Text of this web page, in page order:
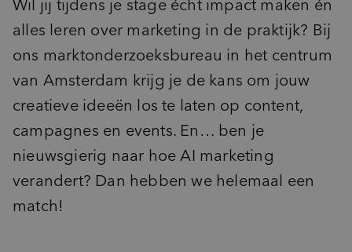
inventory_2 Product-ontwikkeling
pie_chart Marktpotentie
sign_languageUsage & Attitude
Doelgroepinzichten
groups_2(Potentiële) doelgroepen
psychology_altBehoeften
record_voice_overOpinieonderzoek
insights Data & Insights kickstart
unknown_documentFocussessie
step_overWhat’s Next workshop
cast_for_education Masterclass
Wil jij tijdens je stage écht impact maken én
alles leren over marketing in de praktijk? Bij
ons marktonderzoeksbureau in het centrum
van Amsterdam krijg je de kans om jouw
creatieve ideeën los te laten op content,
campagnes en events. En… ben je
nieuwsgierig naar hoe AI marketing
verandert? Dan hebben we helemaal een
match!